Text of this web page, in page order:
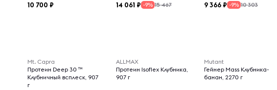
10 700 14 061 -9% 15 467 9 366 -9% 10 303
Mt. Capra
Протеин Deep 30 ™
Клубничный всплеск, 907
г
ALLMAX
Протеин Isoflex Клубника,
907 г
Mutant
Гейнер Mass Клубника-
банан, 2270 г